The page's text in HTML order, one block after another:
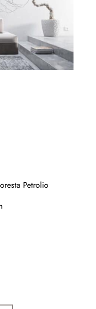
Petrolio